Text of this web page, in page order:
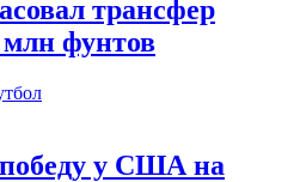
трансфер
млн фунтов
у США на